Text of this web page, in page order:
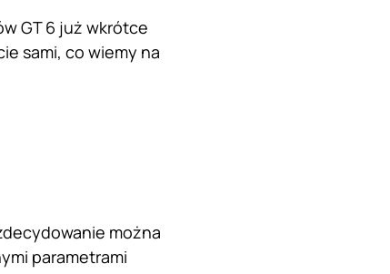
GT 6 już wkrótce
sami, co wiemy na
można
parametrami